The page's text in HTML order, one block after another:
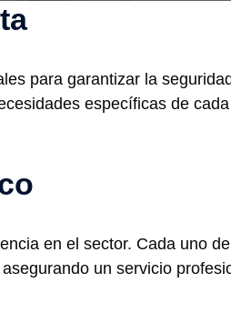
para garantizar la
específicas de
en el sector. Cada uno
un servicio